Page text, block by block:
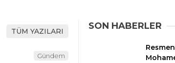
TÜM YAZILARI
Gündem
SON HABERLER